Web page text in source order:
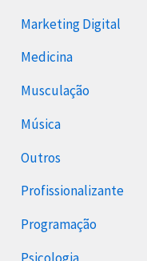
Marketing Digital
Medicina
Musculação
Música
Outros
Profissionalizante
Programação